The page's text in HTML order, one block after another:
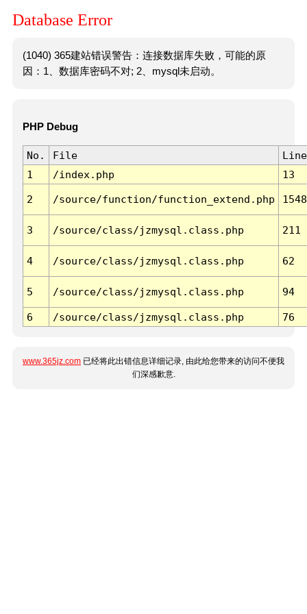
Database Error
(1040) 365建站错误警告：连接数据库失败，可能的原
因：1、数据库密码不对; 2、mysql未启动。
PHP Debug
No. File
Line
1
/index.php 13
2 /source/function/function_extend.php 1548
3 /source/class/jzmysql.class.php 211
4 /source/class/jzmysql.class.php 62
5 /source/class/jzmysql.class.php 94
6 /source/class/jzmysql.class.php 76
www.365jz.com 已经将此出错信息详细记录, 由此给您带来的访问不便我
们深感歉意.